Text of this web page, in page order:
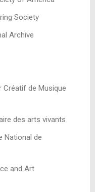
Society
Archive
Créatif de Musique
des arts vivants
National de
and Art